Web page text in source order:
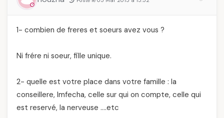
1- combien de freres et soeurs avez vous ?
Ni frére ni soeur, fille unique.
2- quelle est votre place dans votre famille : la
conseillere, lmfecha, celle sur qui on compte, celle qui
est reservé, la nerveuse ….etc